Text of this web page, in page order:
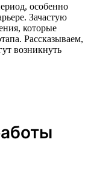
особенно
Зачастую
которые
Рассказываем,
возникнуть